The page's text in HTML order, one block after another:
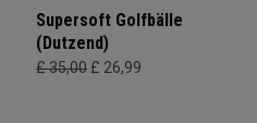
Supersoft Golfbälle
(Dutzend)
£ 35,00 £ 26,99